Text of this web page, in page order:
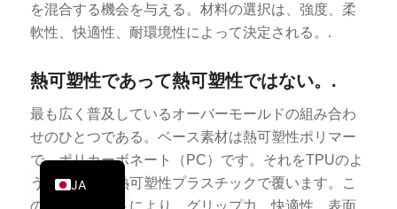
を混合する機会を与える。材料の選択は、強度、柔
軟性、快適性、耐環境性によって決定される。.
熱可塑性であって熱可塑性ではない。.
最も広く普及しているオーバーモールドの組み合わ
せのひとつである。ベース素材は熱可塑性ポリマー
で、ポリカーボネート（PC）です。それをTPUのよ
うな柔らかい熱可塑性プラスチックで覆います。こ
のコンポジットにより、グリップ力、快適性、表面
JA
EN
IT
DE
RU
NL